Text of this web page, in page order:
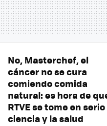
No, Masterchef, el
cáncer no se cura
comiendo comida
natural: es hora de
RTVE se tome en
ciencia y la salud